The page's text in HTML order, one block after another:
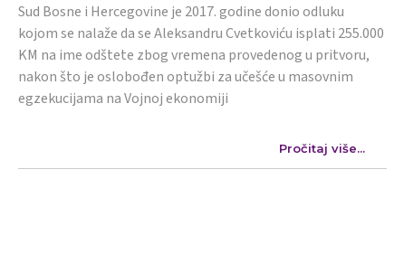
Sud Bosne i Hercegovine je 2017. godine donio odluku
kojom se nalaže da se Aleksandru Cvetkoviću isplati 255.000
KM na ime odštete zbog vremena provedenog u pritvoru,
nakon što je oslobođen optužbi za učešće u masovnim
egzekucijama na Vojnoj ekonomiji
Pročitaj više...